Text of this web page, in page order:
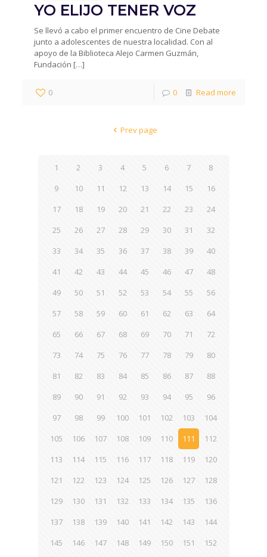
YO ELIJO TENER VOZ
Se llevó a cabo el primer encuentro de Cine Debate
junto a adolescentes de nuestra localidad. Con al
apoyo de la Biblioteca Alejo Carmen Guzmán,
Fundación […]
0 0 Read more
Prev page
1 2 3 4 5 6 7
8
9
10 11 12 13 14 15
16
17
18 19 20 21 22 23
24
25
26 27 28 29 30 31
32
33
34 35 36 37 38 39
40
41
42 43 44 45 46 47
48
49
50 51 52 53 54 55
56
57
58 59 60 61 62 63
64
65
66 67 68 69 70 71
72
73
74 75 76 77 78 79
80
81
82 83 84 85 86 87
88
89
90 91 92 93 94 95
96
97
98 99 100 101 102 103
104
105
106 107 108 109 110 111
112
113
114 115 116 117 118 119
120
121
122 123 124 125 126 127
128
129
130 131 132 133 134 135
136
137
138 139 140 141 142 143
144
145
146 147 148 149 150 151
152